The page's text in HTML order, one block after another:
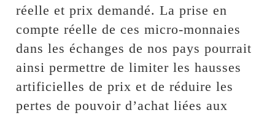
réelle et prix demandé. La prise en
compte réelle de ces micro-monnaies
dans les échanges de nos pays pourrait
ainsi permettre de limiter les hausses
artificielles de prix et de réduire les
pertes de pouvoir d’achat liées aux